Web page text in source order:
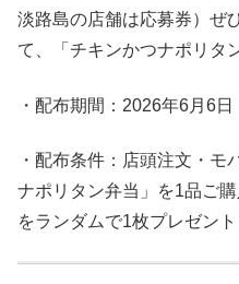
淡路島の店舗は応募券）ぜ
て、「チキンかつナポリタ
・配布期間：2026年6月6
・配布条件：店頭注文・モ
ナポリタン弁当」を1品ご
をランダムで1枚プレゼント